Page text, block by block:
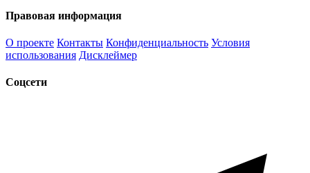
Правовая информация
О проекте Контакты Конфиденциальность Условия
использования Дисклеймер
Соцсети